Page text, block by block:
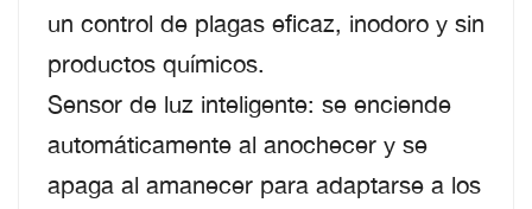
un control de plagas eficaz, inodoro y sin
productos químicos.
Sensor de luz inteligente: se enciende
automáticamente al anochecer y se
apaga al amanecer para adaptarse a los